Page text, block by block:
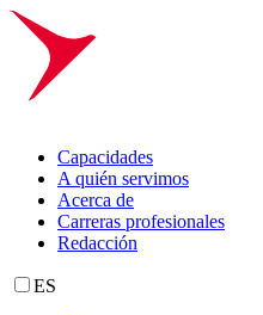
Capacidades
A quién servimos
Acerca de
Carreras profesionales
Redacción
ES